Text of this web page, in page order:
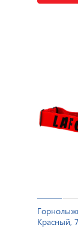
Красный,